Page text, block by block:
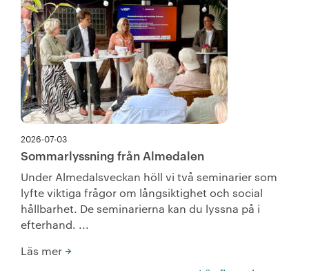
2026-07-03
Sommarlyssning från Almedalen
Under Almedalsveckan höll vi två seminarier som
lyfte viktiga frågor om långsiktighet och social
hållbarhet. De seminarierna kan du lyssna på i
efterhand. ...
Läs mer